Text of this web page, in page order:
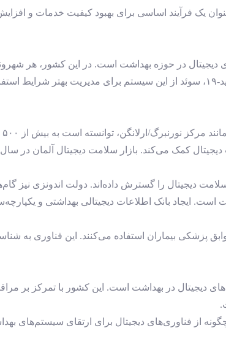
یک فرآیند اساسی برای بهبود کیفیت خدمات و
پزشکی خود را می‌دهد. در دوران همه‌گیری کووید-۱۹، سوئد از این
در سال ۲۰۲۱ حدود ۱۶ میلیارد دلار برآورد شد و پیش‌بینی می‌شود تا سال ۲۰۲۹ به ۸۹.۴۳ میلیارد دلار برسد.
سلامت دیجیتال را گسترش داده‌اند. دولت اندونزی
است. ایجاد بانک اطلاعات دیجیتالی بهداشتی و
پزشکی بیماران استفاده می‌کنند. این فناوری
دیجیتال در بهداشت است. این کشور با تمرکز
از فناوری‌های دیجیتال برای ارتقای سیستم‌های